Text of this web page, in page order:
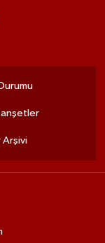
Arşivi